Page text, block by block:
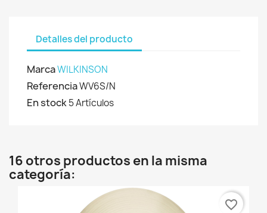
Detalles del producto
MarcaWILKINSON
ReferenciaWV6S/N
En stock5 Artículos
16 otros productos en la misma
categoría:
favorite_border